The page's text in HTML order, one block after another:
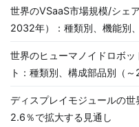
世界のVSaaS市場規模/シェ
2032年）：種類別、機能別
世界のヒューマノイドロボ
ト：種類別、構成部品別（～
ディスプレイモジュールの
2.6％で拡大する見通し